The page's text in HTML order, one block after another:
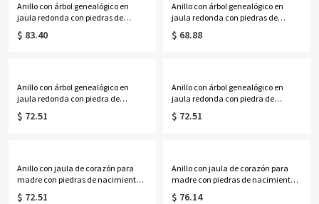
Anillo con árbol genealógico en
jaula redonda con piedras de
nacimiento de corazón en oro rosa
$ 83.40
Anillo con árbol genealógico en
jaula redonda con piedras de
nacimiento bañado en platino
$ 68.88
Anillo con árbol genealógico en
jaula redonda con piedra de
nacimiento bañado en oro
$ 72.51
Anillo con árbol genealógico en
jaula redonda con piedra de
nacimiento en oro rosa
$ 72.51
Anillo con jaula de corazón para
madre con piedras de nacimiento
bañado en platino
$ 72.51
Anillo con jaula de corazón para
madre con piedras de nacimiento
bañado en oro
$ 76.14